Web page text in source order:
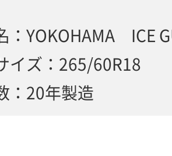
：YOKOHAMA
イズ：265/60R18
：20年製造